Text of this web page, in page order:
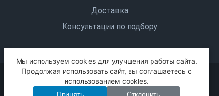
Доставка
Консультации по подбору
2026 © Все права защищены
Политика конфиденциальности
Карта сайта
Мы используем cookies для улучшения работы сайта.
Продолжая использовать сайт, вы соглашаетесь с
использованием cookies.
Принять Отклонить